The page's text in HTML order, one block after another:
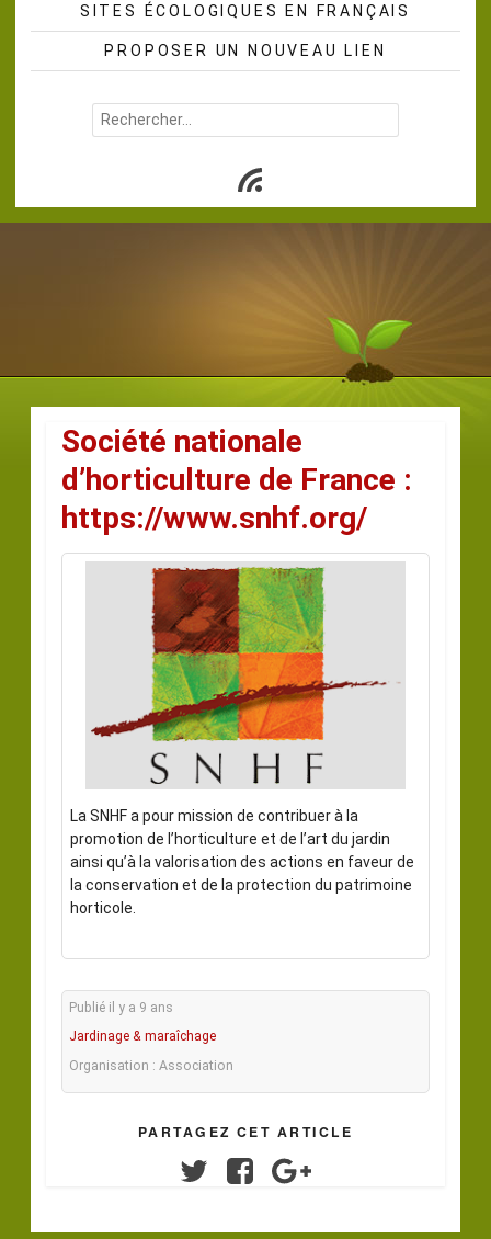
SITES ÉCOLOGIQUES EN FRANÇAIS
PROPOSER UN NOUVEAU LIEN
Rechercher :
Subscribe
Société nationale
d’horticulture de France :
https://www.snhf.org/
La SNHF a pour mission de contribuer à la
promotion de l’horticulture et de l’art du jardin
ainsi qu’à la valorisation des actions en faveur de
la conservation et de la protection du patrimoine
horticole.
Publié il y a 9 ans
Jardinage & maraîchage
Organisation : Association
PARTAGEZ CET ARTICLE
Twitter Facebook